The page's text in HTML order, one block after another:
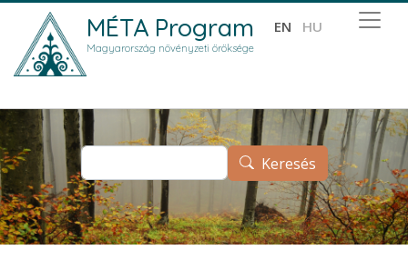
Ugrás a tartalomra
Keresés
MÉTA Program
Magyarország növényzeti öröksége
EN HU